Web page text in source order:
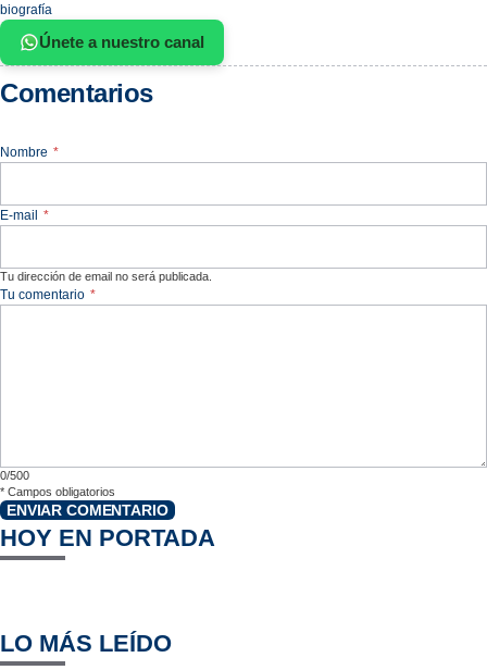
biografía
Únete a nuestro canal
Comentarios
Nombre *
E-mail *
Tu dirección de email no será publicada.
Tu comentario *
0/500
* Campos obligatorios
ENVIAR COMENTARIO
HOY EN PORTADA
LO MÁS LEÍDO